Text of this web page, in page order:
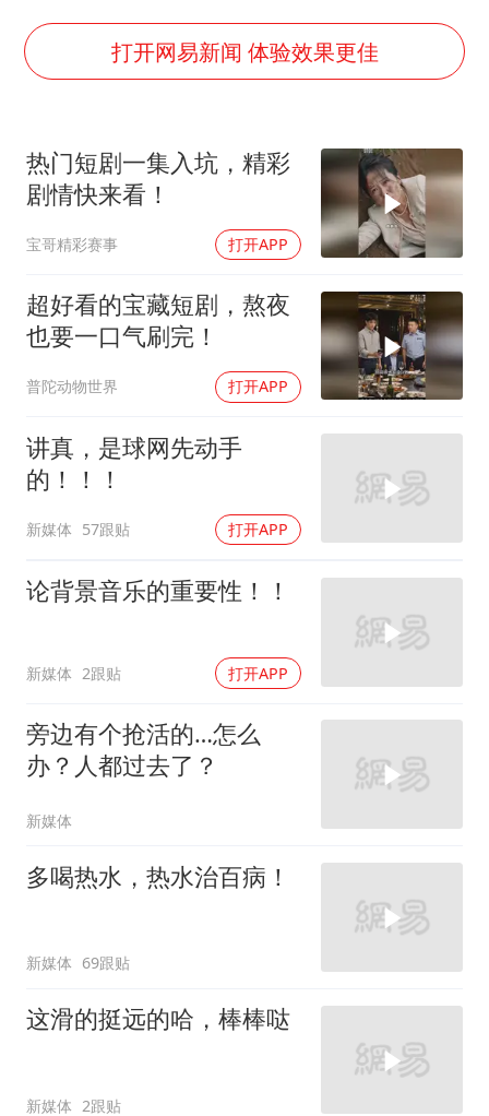
新疆一婚礼线上邀请引热议
《龙餐馆》 冲奖
云南一男子胃中取出180颗铁钉
以军士兵把枪口对准中国记者
奋力开创中国式现代化建设新局面
打开网易新闻 体验效果更佳
热门短剧一集入坑，精彩
剧情快来看！
宝哥精彩赛事 打开APP
超好看的宝藏短剧，熬夜
也要一口气刷完！
普陀动物世界 打开APP
讲真，是球网先动手
的！！！
新媒体 57跟贴 打开APP
论背景音乐的重要性！！
新媒体 2跟贴 打开APP
旁边有个抢活的…怎么
办？人都过去了？
新媒体
多喝热水，热水治百病！
新媒体 69跟贴
这滑的挺远的哈，棒棒哒
新媒体 2跟贴